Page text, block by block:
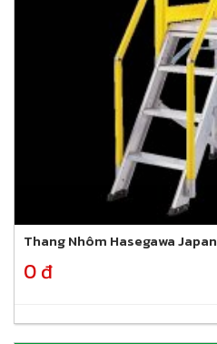
Thang Nhôm Hasegawa Japan
0 đ